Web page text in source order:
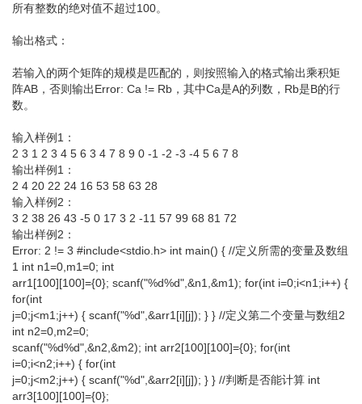
所有整数的绝对值不超过100。
输出格式：
若输入的两个矩阵的规模是匹配的，则按照输入的格式输出乘积矩
阵AB，否则输出Error: Ca != Rb，其中Ca是A的列数，Rb是B的行
数。
输入样例1：
2 3 1 2 3 4 5 6 3 4 7 8 9 0 -1 -2 -3 -4 5 6 7 8
输出样例1：
2 4 20 22 24 16 53 58 63 28
输入样例2：
3 2 38 26 43 -5 0 17 3 2 -11 57 99 68 81 72
输出样例2：
Error: 2 != 3 #include<stdio.h> int main() { //定义所需的变量及数组
1 int n1=0,m1=0; int
arr1[100][100]={0}; scanf("%d%d",&n1,&m1); for(int i=0;i<n1;i++) {
for(int
j=0;j<m1;j++) { scanf("%d",&arr1[i][j]); } } //定义第二个变量与数组2
int n2=0,m2=0;
scanf("%d%d",&n2,&m2); int arr2[100][100]={0}; for(int
i=0;i<n2;i++) { for(int
j=0;j<m2;j++) { scanf("%d",&arr2[i][j]); } } //判断是否能计算 int
arr3[100][100]={0};